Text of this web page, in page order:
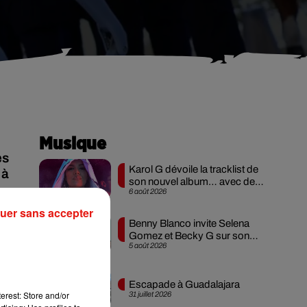
Musique
6 août 2026
Karol G dévoile la tracklist de
son nouvel album… avec des
invités...
5 août 2026
Benny Blanco invite Selena
Gomez et Becky G sur son
nouveau single
31 juillet 2026
Escapade à Guadalajara
Store and/or
sans accepter